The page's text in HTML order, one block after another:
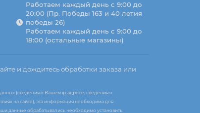
Работаем каждый день с 9:00 до
20:00 (Пр. Победы 163 и 40 летия
победы 26)
Работаем каждый день с 9:00 до
18:00 (остальные магазины)
и дождитесь обработки заказа или
(сведения о Вашем ip-адресе, сведения о
на сайте), эта информация необходима для
данные обрабатывались необходимо установить